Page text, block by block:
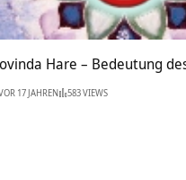
Hare – Bedeutung
17 JAHREN 583 VIEWS